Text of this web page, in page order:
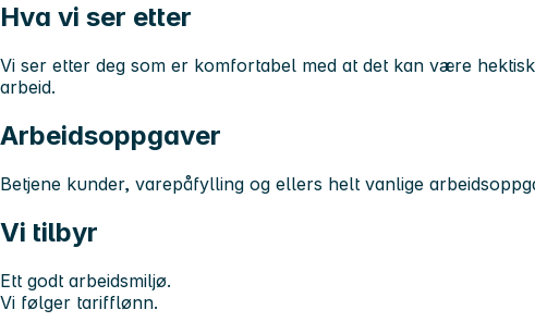
Hva vi ser etter
Vi ser etter deg som er komfortabel med at det kan være
arbeid.
Arbeidsoppgaver
Betjene kunder, varepåfylling og ellers helt vanlige
Vi tilbyr
Ett godt arbeidsmiljø.
Vi følger tarifflønn.